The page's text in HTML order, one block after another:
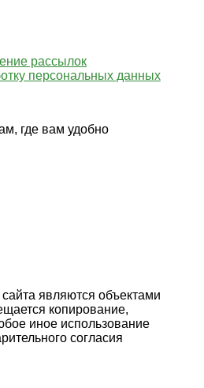
рассылок
персональных данных
где вам удобно
являются объектами
копирование,
иное использование
согласия